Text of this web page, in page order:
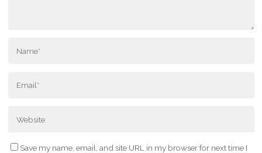
Save my name, email, and site URL in my browser for next time I